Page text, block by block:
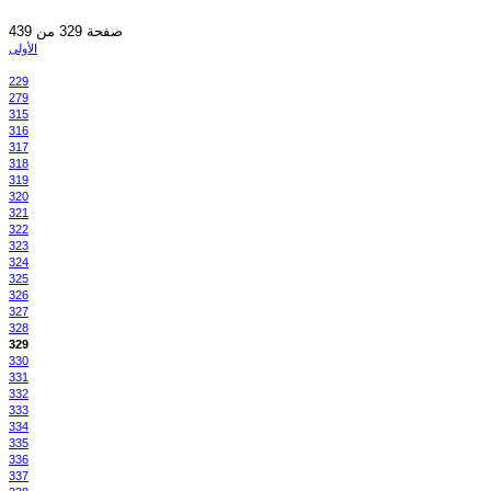
صفحة 329 من 439
الأولى
229
279
315
316
317
318
319
320
321
322
323
324
325
326
327
328
329
330
331
332
333
334
335
336
337